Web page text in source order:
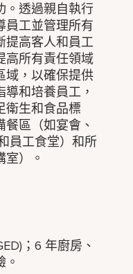
。透過親自執行
員工並管理所有
提高客人和員工
高所有責任領域
域，以確保提供
和培養員工，
衛生和食品標
區（如宴會、
員工食堂）和所
）。
；6 年廚房、